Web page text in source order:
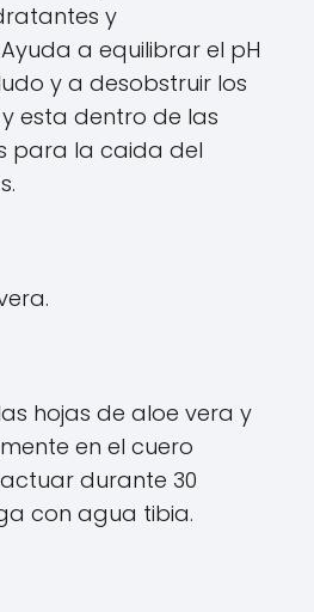
y
a equilibrar el pH
y a desobstruir los
esta dentro de las
para la caida del
hojas de aloe vera y
en el cuero
durante 30
con agua tibia.